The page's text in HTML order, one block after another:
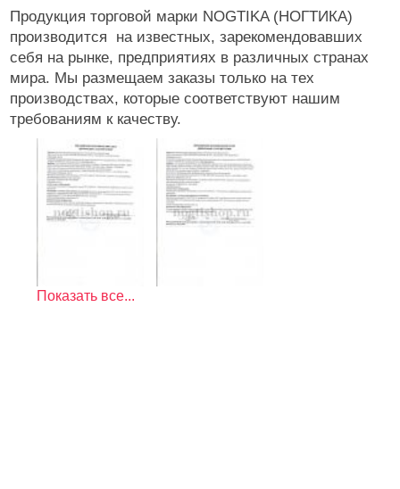
Продукция торговой марки NOGTIKA (НОГТИКА)
производится на известных, зарекомендовавших
себя на рынке, предприятиях в различных странах
мира. Мы размещаем заказы только на тех
производствах, которые соответствуют нашим
требованиям к качеству.
Показать все...